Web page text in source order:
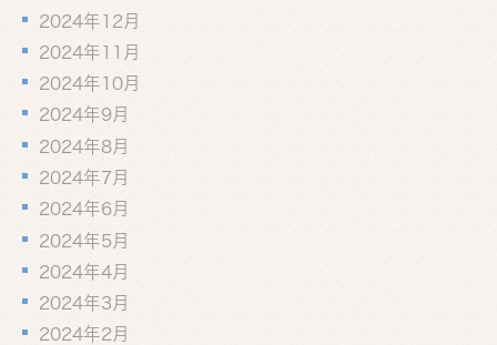
2024年12月
2024年11月
2024年10月
2024年9月
2024年8月
2024年7月
2024年6月
2024年5月
2024年4月
2024年3月
2024年2月